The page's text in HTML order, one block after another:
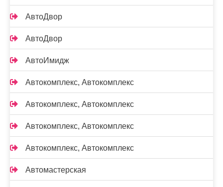
АвтоДвор
АвтоДвор
АвтоИмидж
Автокомплекс, Автокомплекс
Автокомплекс, Автокомплекс
Автокомплекс, Автокомплекс
Автокомплекс, Автокомплекс
Автомастерская